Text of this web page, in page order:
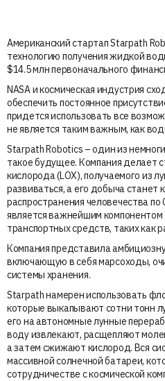
Американский стартап Starpath
технологию получения жидкой
$14.5 млн первоначального
NASA и космическая индустрия
обеспечить постоянное
придется использовать все
не является таким важным, как
Starpath Robotics – один из
такое будущее. Компания делает
кислорода (LOX), получаемого из
развиваться, а его добыча
распространения человечества по
является важнейшим
транспортных средств, таких как
Компания представила
включающую в себя марсоходы,
системы хранения.
Starpath намерен использовать
которые выкапывают сотни тонн
его на автономные лунные
воду извлекают, расщепляют
а затем сжижают кислород. Вся
массивной солнечной батареи,
сотрудничестве с космической